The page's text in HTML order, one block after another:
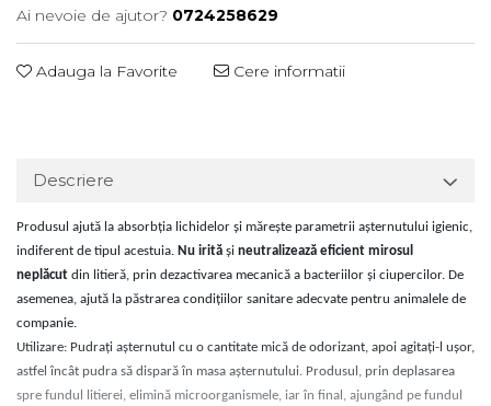
Ai nevoie de ajutor? 0724258629
Adauga la Favorite Cere informatii
Descriere
Produsul ajută la absorbția lichidelor și mărește parametrii așternutului igienic,
indiferent de tipul acestuia. Nu irită și neutralizează eficient mirosul
neplăcut din litieră, prin dezactivarea mecanică a bacteriilor și ciupercilor. De
asemenea, ajută la păstrarea condițiilor sanitare adecvate pentru animalele de
companie.
Utilizare: Pudrați așternutul cu o cantitate mică de odorizant, apoi agitați-l ușor,
astfel încât pudra să dispară în masa așternutului. Produsul, prin deplasarea
spre fundul litierei, elimină microorganismele, iar în final, ajungând pe fundul